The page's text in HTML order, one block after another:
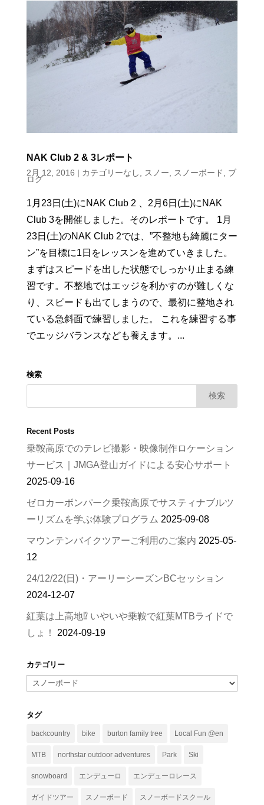
NAK Club 2 & 3レポート
2月 12, 2016 | カテゴリーなし, スノー, スノーボード, ブ
ログ
1月23日(土)にNAK Club 2 、2月6日(土)にNAK
Club 3を開催しました。そのレポートです。 1月
23日(土)のNAK Club 2では、”不整地も綺麗にター
ン”を目標に1日をレッスンを進めていきました。
まずはスピードを出した状態でしっかり止まる練
習です。不整地ではエッジを利かすのが難しくな
り、スピードも出てしまうので、最初に整地され
ている急斜面で練習しました。 これを練習する事
でエッジバランスなども養えます。...
検索
Recent Posts
乗鞍高原でのテレビ撮影・映像制作ロケーション
サービス｜JMGA登山ガイドによる安心サポート
2025-09-16
ゼロカーボンパーク乗鞍高原でサスティナブルツ
ーリズムを学ぶ体験プログラム 2025-09-08
マウンテンバイクツアーご利用のご案内 2025-05-
12
24/12/22(日)・アーリーシーズンBCセッション
2024-12-07
紅葉は上高地⁉︎ いやいや乗鞍で紅葉MTBライドで
しょ！
2024-09-19
カテゴリー
カ
ゴ
リ
タグ
backcountry bike burton family tree Local Fun @en
MTB northstar outdoor adventures Park Ski
snowboard エンデューロ エンデューロレース
ガイドツアー スノーボード スノーボードスクール